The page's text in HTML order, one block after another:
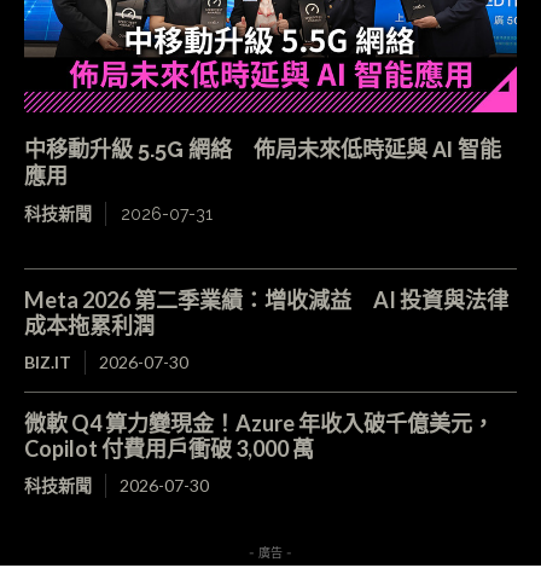
中移動升級 5.5G 網絡 佈局未來低時延與 AI 智能
應用
科技新聞 2026-07-31
Meta 2026 第二季業績：增收減益 AI 投資與法律
成本拖累利潤
BIZ.IT 2026-07-30
微軟 Q4 算力變現金！Azure 年收入破千億美元，
Copilot 付費用戶衝破 3,000 萬
科技新聞 2026-07-30
- 廣告 -